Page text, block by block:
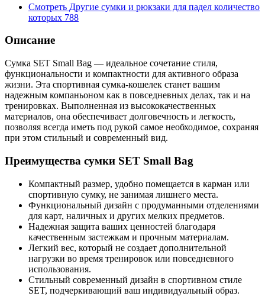
Смотреть Другие сумки и рюкзаки для падел количество
которых 788
Описание
Сумка SET Small Bag — идеальное сочетание стиля,
функциональности и компактности для активного образа
жизни. Эта спортивная сумка-кошелек станет вашим
надежным компаньоном как в повседневных делах, так и на
тренировках. Выполненная из высококачественных
материалов, она обеспечивает долговечность и легкость,
позволяя всегда иметь под рукой самое необходимое, сохраняя
при этом стильный и современный вид.
Преимущества сумки SET Small Bag
Компактный размер, удобно помещается в карман или
спортивную сумку, не занимая лишнего места.
Функциональный дизайн с продуманными отделениями
для карт, наличных и других мелких предметов.
Надежная защита ваших ценностей благодаря
качественным застежкам и прочным материалам.
Легкий вес, который не создает дополнительной
нагрузки во время тренировок или повседневного
использования.
Стильный современный дизайн в спортивном стиле
SET, подчеркивающий ваш индивидуальный образ.